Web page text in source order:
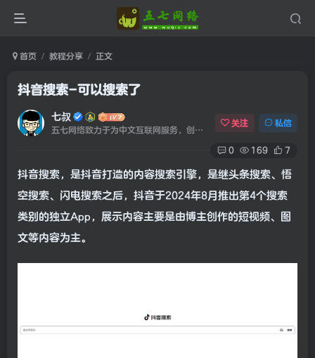
首页 教程分享 正文
抖音搜索-可以搜索了
七叔
五七网络致力于为中文互联网服务，创建于2020年09月20日！
关注 私信
0 169 7
抖音搜索，是抖音打造的内容搜索引擎，是继头条搜索、悟
空搜索、闪电搜索之后，抖音于2024年8月推出第4个搜索
类别的独立App，展示内容主要是由博主创作的短视频、图
文等内容为主。